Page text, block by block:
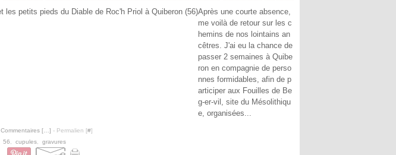
Après une courte absence,
me voilà de retour sur les c
hemins de nos lointains an
cêtres. J'ai eu la chance de
passer 2 semaines à Quibe
ron en compagnie de perso
nnes formidables, afin de p
articiper aux Fouilles de Be
g-er-vil, site du Mésolithiqu
e, organisées...
Commentaires [ ] - Permalien [#]
56 cupules gravures